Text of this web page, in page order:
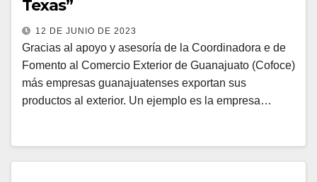
Texas”
12 DE JUNIO DE 2023
Gracias al apoyo y asesoría de la Coordinadora e de
Fomento al Comercio Exterior de Guanajuato (Cofoce)
más empresas guanajuatenses exportan sus
productos al exterior. Un ejemplo es la empresa…